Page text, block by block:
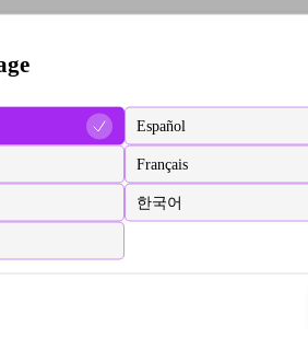
Español
Français
한국어